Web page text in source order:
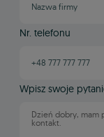
Wpisz swoje pytanie